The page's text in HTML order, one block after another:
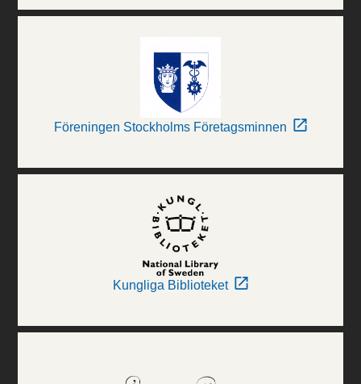
Föreningen Stockholms Företagsminnen
Kungliga Biblioteket